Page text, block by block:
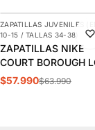
-9%
ZAPATILLAS JUVENILES
10-15 / TALLAS 34-38)
ZAPATILLAS NIKE
COURT BOROUGH
JUVENIL | HM6293-
$57.990$63.990